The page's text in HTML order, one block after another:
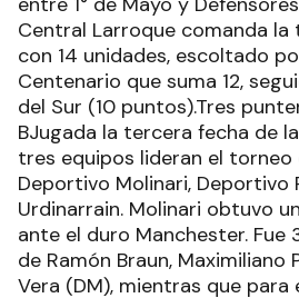
Central Larroque comanda la
con 14 unidades, escoltado
Centenario que suma 12,
del Sur (10 puntos).Tres
BJugada la tercera fecha de
tres equipos lideran el torneo
Deportivo Molinari, Deportivo
Urdinarrain. Molinari obtuvo
ante el duro Manchester. Fue
de Ramón Braun, Maximiliano
Vera (DM), mientras que